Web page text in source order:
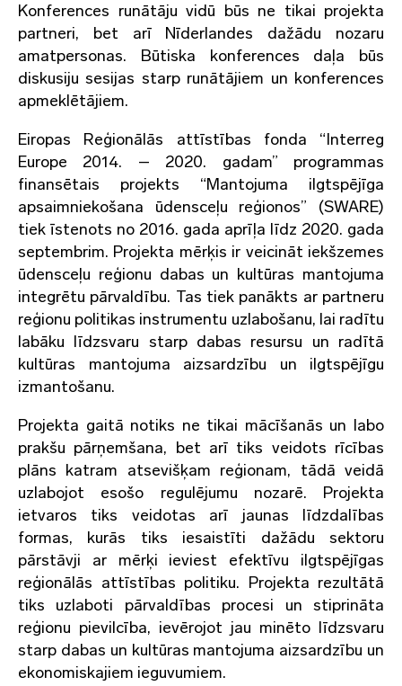
Konferences runātāju vidū būs ne tikai projekta
partneri, bet arī Nīderlandes dažādu nozaru
amatpersonas. Būtiska konferences daļa būs
diskusiju sesijas starp runātājiem un konferences
apmeklētājiem.
Eiropas Reģionālās attīstības fonda “Interreg
Europe 2014. – 2020. gadam” programmas
finansētais projekts “Mantojuma ilgtspējīga
apsaimniekošana ūdensceļu reģionos” (SWARE)
tiek īstenots no 2016. gada aprīļa līdz 2020. gada
septembrim. Projekta mērķis ir veicināt iekšzemes
ūdensceļu reģionu dabas un kultūras mantojuma
integrētu pārvaldību. Tas tiek panākts ar partneru
reģionu politikas instrumentu uzlabošanu, lai radītu
labāku līdzsvaru starp dabas resursu un radītā
kultūras mantojuma aizsardzību un ilgtspējīgu
izmantošanu.
Projekta gaitā notiks ne tikai mācīšanās un labo
prakšu pārņemšana, bet arī tiks veidots rīcības
plāns katram atsevišķam reģionam, tādā veidā
uzlabojot esošo regulējumu nozarē. Projekta
ietvaros tiks veidotas arī jaunas līdzdalības
formas, kurās tiks iesaistīti dažādu sektoru
pārstāvji ar mērķi ieviest efektīvu ilgtspējīgas
reģionālās attīstības politiku. Projekta rezultātā
tiks uzlaboti pārvaldības procesi un stiprināta
reģionu pievilcība, ievērojot jau minēto līdzsvaru
starp dabas un kultūras mantojuma aizsardzību un
ekonomiskajiem ieguvumiem.